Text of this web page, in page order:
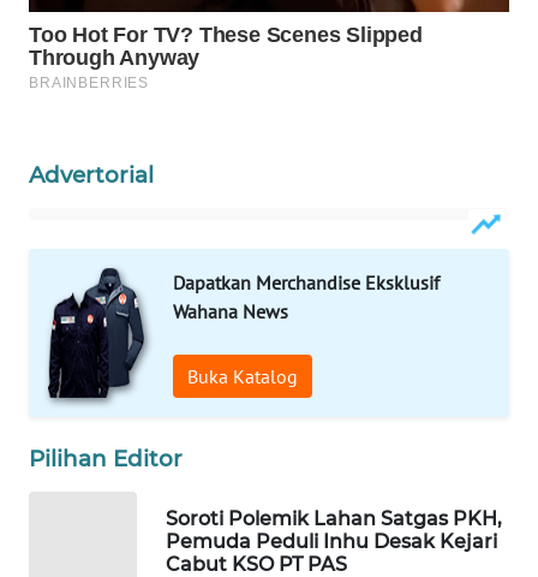
Advertorial
Dapatkan Merchandise Eksklusif
Wahana News
Buka Katalog
Pilihan Editor
Soroti Polemik Lahan Satgas PKH,
Pemuda Peduli Inhu Desak Kejari
Cabut KSO PT PAS
WAHANANEWS
NET
WAHANA
SELEB
WAHANA
PERSONA
WAHANA